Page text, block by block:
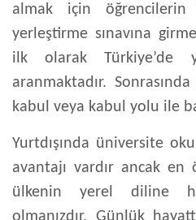
almak için öğrencilerin
yerleştirme sınavına
ilk olarak Türkiye’de
aranmaktadır.
kabul veya kabul yolu ile
Yurtdışında üniversite
avantajı vardır ancak en
ülkenin yerel diline
olmanızdır. Günlük